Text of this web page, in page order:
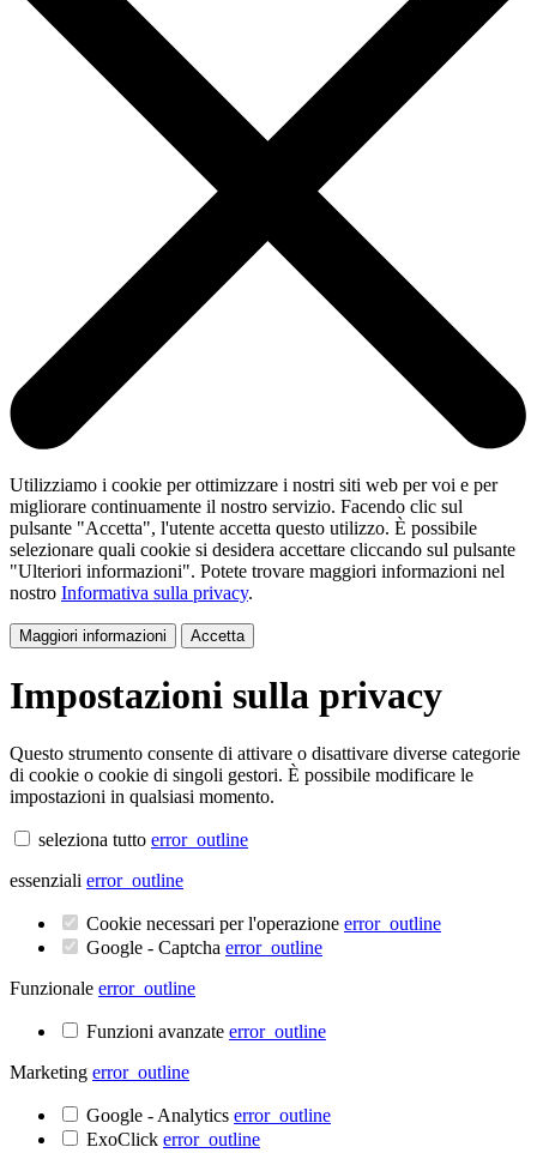
Utilizziamo i cookie per ottimizzare i nostri siti web per voi e per
migliorare continuamente il nostro servizio. Facendo clic sul
pulsante "Accetta", l'utente accetta questo utilizzo. È possibile
selezionare quali cookie si desidera accettare cliccando sul pulsante
"Ulteriori informazioni". Potete trovare maggiori informazioni nel
nostro Informativa sulla privacy.
Maggiori informazioni Accetta
Impostazioni sulla privacy
Questo strumento consente di attivare o disattivare diverse categorie
di cookie o cookie di singoli gestori. È possibile modificare le
impostazioni in qualsiasi momento.
seleziona tutto error_outline
essenziali error_outline
Cookie necessari per l'operazione error_outline
Google - Captcha error_outline
Funzionale error_outline
Funzioni avanzate error_outline
Marketing error_outline
Google - Analytics error_outline
ExoClick error_outline